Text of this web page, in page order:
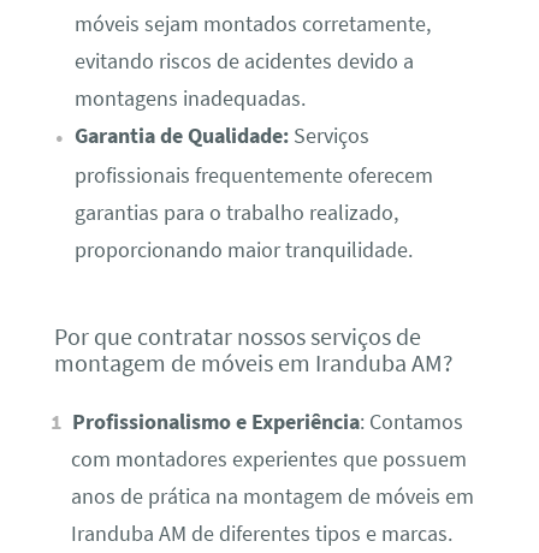
móveis sejam montados corretamente,
evitando riscos de acidentes devido a
montagens inadequadas.
Garantia de Qualidade:Serviços
profissionais frequentemente oferecem
garantias para o trabalho realizado,
proporcionando maior tranquilidade.
Por que contratar nossos serviços de
montagem de móveis em Iranduba AM?
Profissionalismo e Experiência: Contamos
com montadores experientes que possuem
anos de prática na montagem de móveis em
Iranduba AM de diferentes tipos e marcas.